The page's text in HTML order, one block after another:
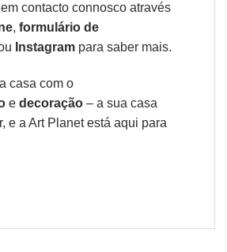
contacto connosco através
, formulário de
Instagram para saber mais.
casa com o
e decoração – a sua casa
e a Art Planet está aqui para